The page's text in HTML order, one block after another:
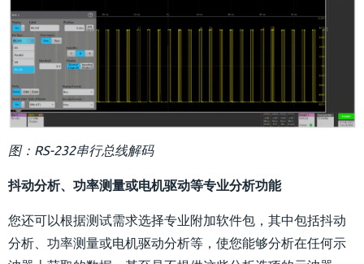
图：RS-232串行总线解码
抖动分析、功率测量或电机驱动等专业分析功能
您还可以根据测试需求选择专业附加软件包，其中包括抖动
分析、功率测量或电机驱动分析等，使您能够分析在任何示